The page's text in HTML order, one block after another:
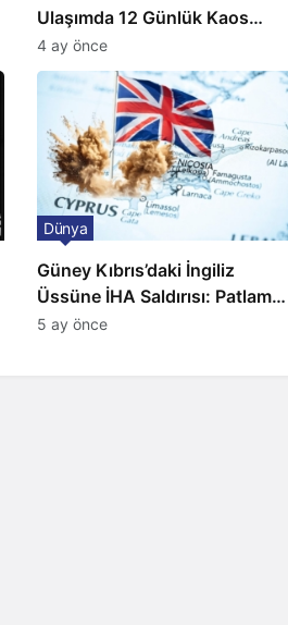
Ulaşımda 12 Günlük Kaos
Kapıda
4 ay önce
Güney Kıbrıs’daki İngiliz
Üssüne İHA Saldırısı: Patlama,
Sirenler ve Alarm Durumu
Dünya
5 ay önce